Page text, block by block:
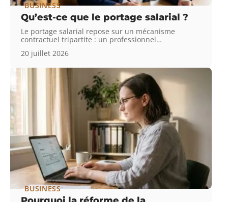
BUSINESS
Qu’est-ce que le portage salarial ?
Le portage salarial repose sur un mécanisme
contractuel tripartite : un professionnel…
20 juillet 2026
BUSINESS